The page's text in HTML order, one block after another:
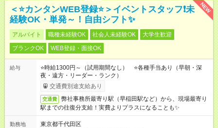
NEW
＜⭐カンタンWEB登録⭐＞イベントスタッフ❗未
経験OK・単発～！自由シフト✨
アルバイト 職種未経験OK 社会人未経験OK
大学生歓迎
ブランクOK
WEB登録・面接OK
給与
⭐時給1300円～（試用期間なし） ⭐各種手当あり（早朝・深
夜・遠方・リーダー・ランク）
交通費別途支給あり
交通費
弊社事務所最寄り駅（早稲田駅など）から、現場最寄り
駅までの往復分支給！実費よりプラスになることも✨
勤務地
東京都千代田区